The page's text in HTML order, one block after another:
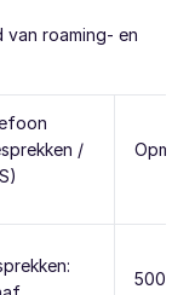
van roaming- en
/